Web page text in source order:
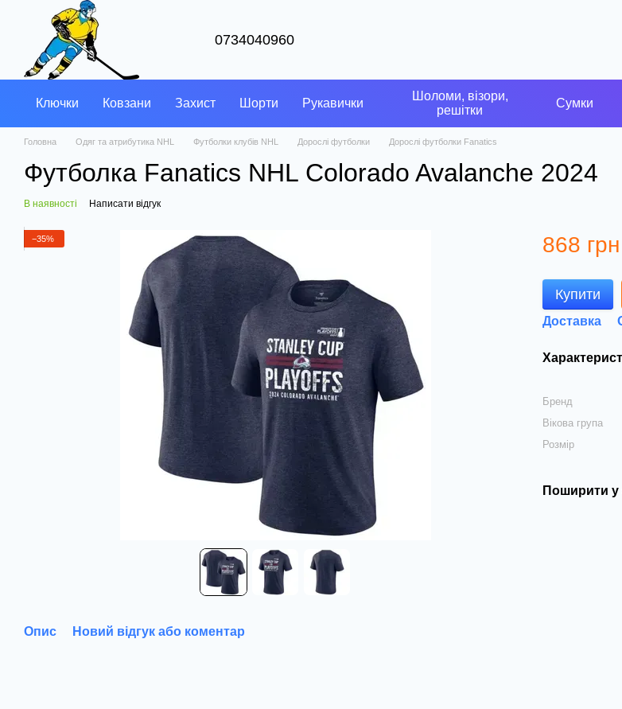
Перейти до основного контенту
0734040960
Ключки Ковзани Захист Шорти Рукавички
Шоломи, візори,
решітки
Сумки
Головна Одяг та атрибутика NHL Футболки клубів NHL Дорослі футболки Дорослі футболки Fanatics
Футболка Fanatics NHL Colorado Avalanche 2024
В наявності Написати відгук
−35%
Опис Новий відгук або коментар
868 грн
Купити
Доставка
Бренд
Вікова група
Розмір
Поширити